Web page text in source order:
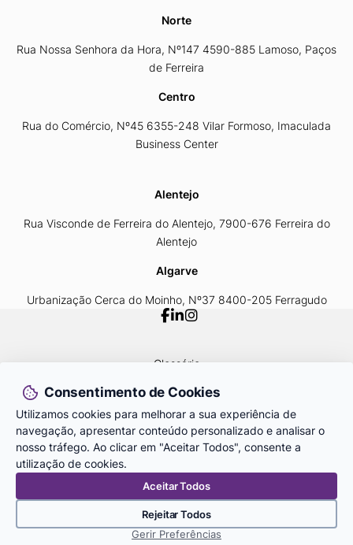
Norte
Rua Nossa Senhora da Hora, Nº147 4590-885 Lamoso, Paços
de Ferreira
Centro
Rua do Comércio, Nº45 6355-248 Vilar Formoso, Imaculada
Business Center
Alentejo
Rua Visconde de Ferreira do Alentejo, 7900-676 Ferreira do
Alentejo
Algarve
Urbanização Cerca do Moinho, Nº37 8400-205 Ferragudo
Glossário
Livro de Reclamações
Área Reservada ID START
Bybluesoft.pt
Associação Portuguesa para a Inovação e Desenvolvimento
Cofinanciado por:
Consentimento de Cookies
Utilizamos cookies para melhorar a sua experiência de
navegação, apresentar conteúdo personalizado e analisar o
nosso tráfego. Ao clicar em "Aceitar Todos", consente a
utilização de cookies.
Gerir Preferências
Rejeitar Todos
Aceitar Todos